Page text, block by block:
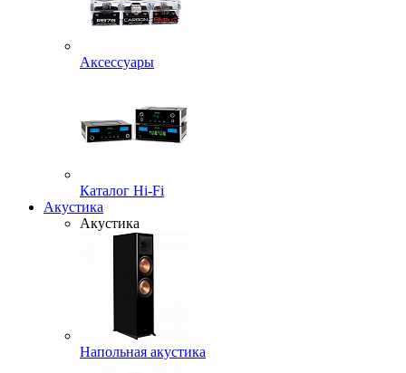
Аксессуары
Каталог Hi-Fi
Акустика
Акустика
Напольная акустика